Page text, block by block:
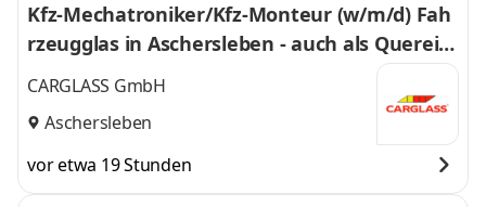
Kfz-Mechatroniker/Kfz-Monteur (w/m/d) Fah
rzeugglas in Aschersleben - auch als Querein
stieg - 414
CARGLASS GmbH
Aschersleben
vor etwa 19 Stunden